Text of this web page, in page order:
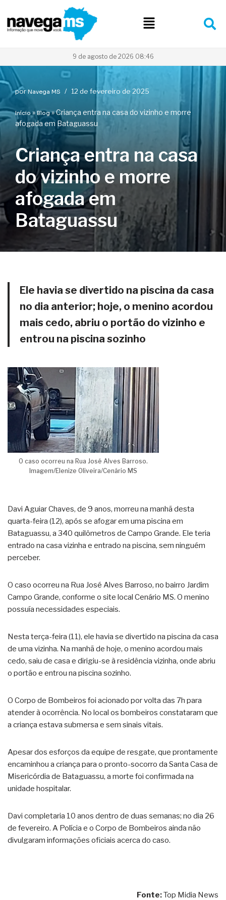
Pular
para
9 de agosto de 2026 08:46
por Navega MS 12 de fevereiro de 2025
Início»Blog»Criança entra na casa do vizinho e morre
afogada em Bataguassu
Criança entra na casa
do vizinho e morre
afogada em
Bataguassu
Ele havia se divertido na piscina da casa
no dia anterior; hoje, o menino acordou
mais cedo, abriu o portão do vizinho e
entrou na piscina sozinho
O caso ocorreu na Rua José Alves Barroso.
Imagem/Elenize Oliveira/Cenário MS
Davi Aguiar Chaves, de 9 anos, morreu na manhã desta
quarta-feira (12), após se afogar em uma piscina em
Bataguassu, a 340 quilômetros de Campo Grande. Ele teria
entrado na casa vizinha e entrado na piscina, sem ninguém
perceber.
O caso ocorreu na Rua José Alves Barroso, no bairro Jardim
Campo Grande, conforme o site local Cenário MS. O menino
possuía necessidades especiais.
Nesta terça-feira (11), ele havia se divertido na piscina da casa
de uma vizinha. Na manhã de hoje, o menino acordou mais
cedo, saiu de casa e dirigiu-se à residência vizinha, onde abriu
o portão e entrou na piscina sozinho.
O Corpo de Bombeiros foi acionado por volta das 7h para
atender à ocorrência. No local os bombeiros constataram que
a criança estava submersa e sem sinais vitais.
Apesar dos esforços da equipe de resgate, que prontamente
encaminhou a criança para o pronto-socorro da Santa Casa de
Misericórdia de Bataguassu, a morte foi confirmada na
unidade hospitalar.
Davi completaria 10 anos dentro de duas semanas; no dia 26
de fevereiro. A Polícia e o Corpo de Bombeiros ainda não
divulgaram informações oficiais acerca do caso.
Fonte:Top Midia News